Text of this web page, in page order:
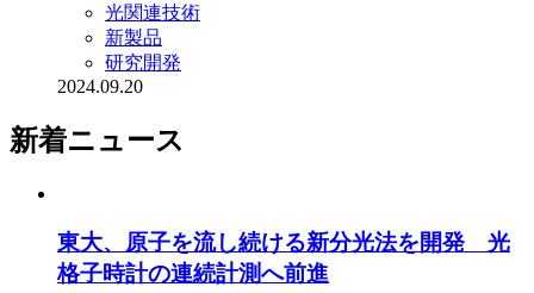
光関連技術
新製品
研究開発
2024.09.20
新着ニュース
東大、原子を流し続ける新分光法を開発 光
格子時計の連続計測へ前進